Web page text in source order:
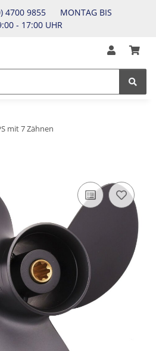
4700 9855 MONTAG BIS
- 17:00 UHR
mit 7 Zähnen